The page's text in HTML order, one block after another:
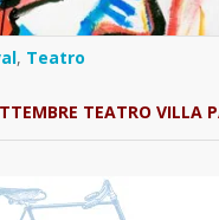
, Teatro
TEATRO VILLA